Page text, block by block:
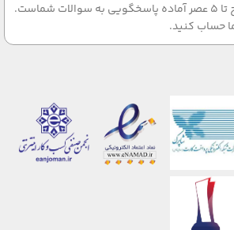
تیم پشتیبانی ما در روزهای شنبه الی چهارشنبه از ساعت 9 صبح تا 5 عصر آماده پاسخگویی به سوالات شماست.
حساب کنید.